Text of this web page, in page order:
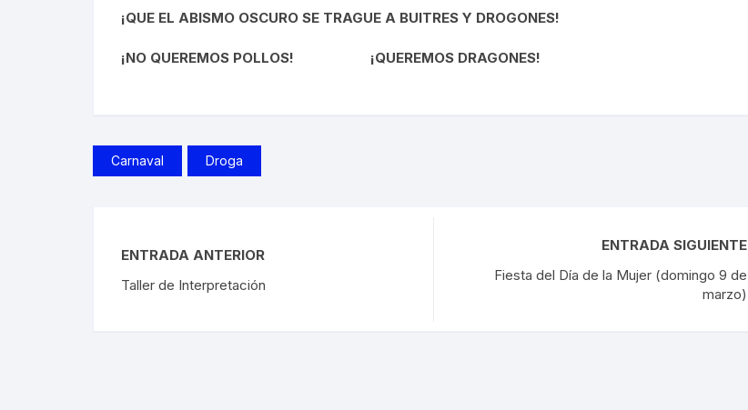
¡QUE EL ABISMO OSCURO SE TRAGUE A BUITRES Y DROGONES!
¡NO QUEREMOS POLLOS! ¡QUEREMOS DRAGONES!
Carnaval Droga
ENTRADA ANTERIOR
Taller de Interpretación
ENTRADA SIGUIENTE
Fiesta del Día de la Mujer (domingo 9 de
marzo)